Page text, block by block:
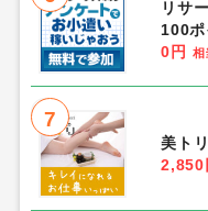
リサ
100
0円
相
7
美ト
2,850